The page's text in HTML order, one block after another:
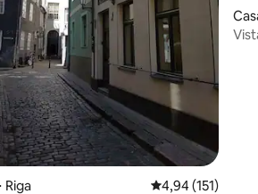
Riga 4,94 de uma
4,94 (151)